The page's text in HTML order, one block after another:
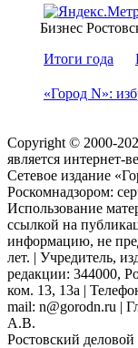
Бизнес
Итоги года
«Город N»:
Copyright © 2000-
является интернет-
Сетевое издание
Роскомнадзором:
Использование
ссылкой на
информацию, не
лет. | Учредитель,
редакции: 344000,
ком. 13, 13а |
mail: n@gorodn.ru |
А.В.
Ростовский деловой